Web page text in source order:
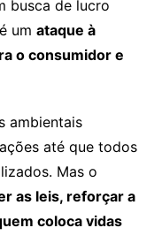
busca de lucro
um ataque à
o consumidor e
ambientais
até que todos
Mas o
as leis, reforçar a
coloca vidas